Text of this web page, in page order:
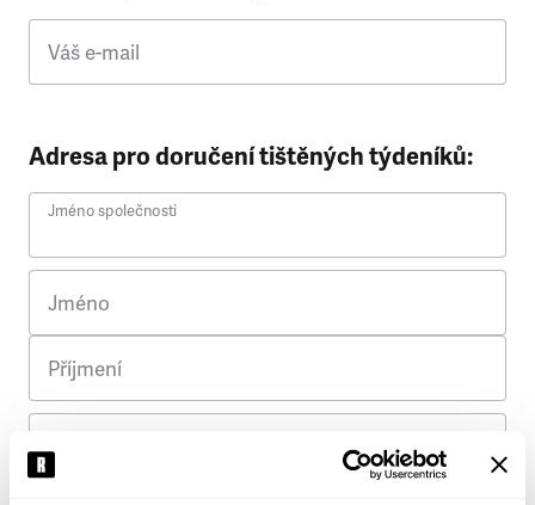
Váš e-mail
Adresa pro doručení tištěných týdeníků:
Jméno společnosti
Jméno
Příjmení
Ulice